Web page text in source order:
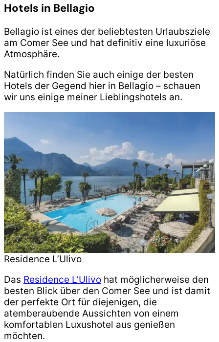
Hotels in Bellagio
Bellagio ist eines der beliebtesten Urlaubsziele
am Comer See und hat definitiv eine luxuriöse
Atmosphäre.
Natürlich finden Sie auch einige der besten
Hotels der Gegend hier in Bellagio – schauen
wir uns einige meiner Lieblingshotels an.
Residence L’Ulivo
Das Residence L’Ulivo hat möglicherweise den
besten Blick über den Comer See und ist damit
der perfekte Ort für diejenigen, die
atemberaubende Aussichten von einem
komfortablen Luxushotel aus genießen
möchten.